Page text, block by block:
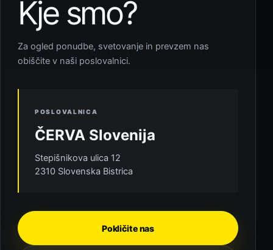
Kje smo?
Za ogled ponudbe, svetovanje in prevzem nas
obiščite v naši poslovalnici.
POSLOVALNICA
ČERVA Slovenija
Stepišnikova ulica 12
2310 Slovenska Bistrica
Pokličite nas